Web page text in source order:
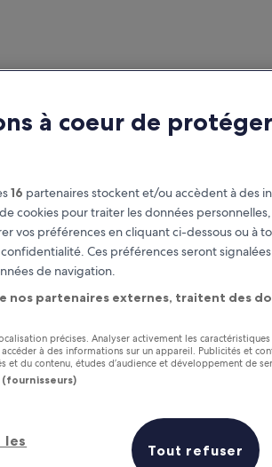
des récompenses pour
chaque nuit séjournée
7 août -
à coeur de
16 partenaires stockent et/ou accèdent à des
cookies pour traiter les données
vos préférences en cliquant ci-dessous ou à
Ces préférences seront
de navigation.
nos partenaires externes, traitent des
précises. Analyser activement les
à des informations sur un appareil. Publicités et
et du contenu, études d’audience et développement de
Tout refuser